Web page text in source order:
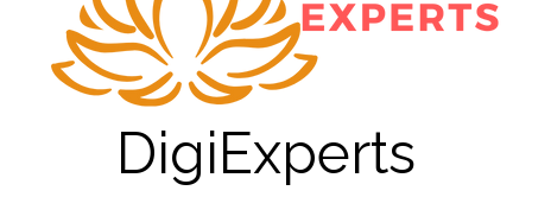
DigiExperts